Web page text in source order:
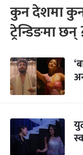
कुन देशमा
ट्रेन्डिङमा छन्